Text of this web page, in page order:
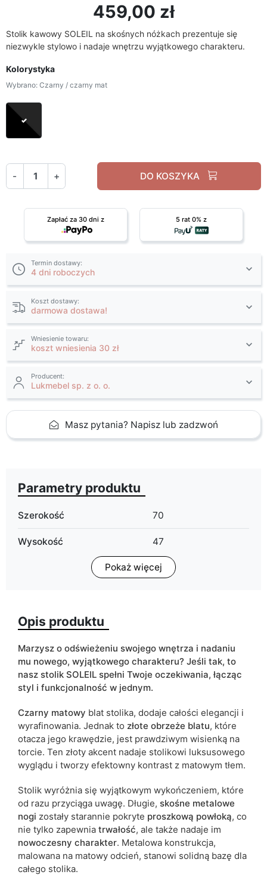
459,00 zł
Stolik kawowy SOLEIL na skośnych nóżkach prezentuje się
niezwykle stylowo i nadaje wnętrzu wyjątkowego charakteru.
Kolorystyka
Wybrano: Czarny / czarny mat
Czarny / czarny mat
- + DO KOSZYKA
Zapłać za 30 dni z 5 rat 0% z
Termin dostawy:
4 dni roboczych
Koszt dostawy:
darmowa dostawa!
Wniesienie towaru:
koszt wniesienia 30 zł
Producent:
Lukmebel sp. z o. o.
Masz pytania? Napisz lub zadzwoń
Parametry produktu
Szerokość 70
Wysokość 47
70
Kolorystyka
ean13 5905723914403
Termin dostawy:
możliwe są tolerancje wymiarowe na poziomie +/- 2–3 cm.
Pokaż więcej
Opis produktu
Marzysz o odświeżeniu swojego wnętrza i nadaniu
mu nowego, wyjątkowego charakteru? Jeśli tak, to
nasz stolik SOLEIL spełni Twoje oczekiwania, łącząc
styl i funkcjonalność w jednym.
Czarny matowy blat stolika, dodaje całości elegancji i
wyrafinowania. Jednak to złote obrzeże blatu, które
otacza jego krawędzie, jest prawdziwym wisienką na
torcie. Ten złoty akcent nadaje stolikowi luksusowego
wyglądu i tworzy efektowny kontrast z matowym tłem.
Stolik wyróżnia się wyjątkowym wykończeniem, które
od razu przyciąga uwagę. Długie, skośne metalowe
nogi zostały starannie pokryte proszkową powłoką, co
nie tylko zapewnia trwałość, ale także nadaje im
nowoczesny charakter. Metalowa konstrukcja,
malowana na matowy odcień, stanowi solidną bazę dla
całego stolika.